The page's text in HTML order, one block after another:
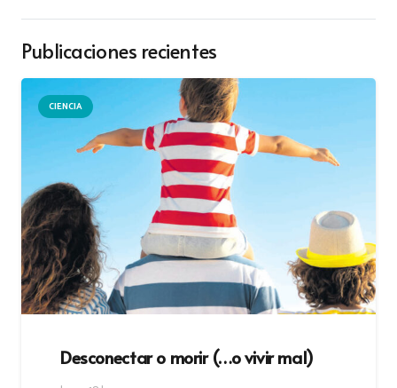
Publicaciones recientes
CIENCIA
Desconectar o morir (…o vivir mal)